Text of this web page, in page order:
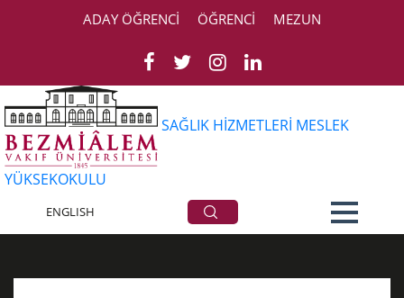
ADAY ÖĞRENCİ ÖĞRENCİ MEZUN
SAĞLIK HİZMETLERİ MESLEK
YÜKSEKOKULU
ENGLISH